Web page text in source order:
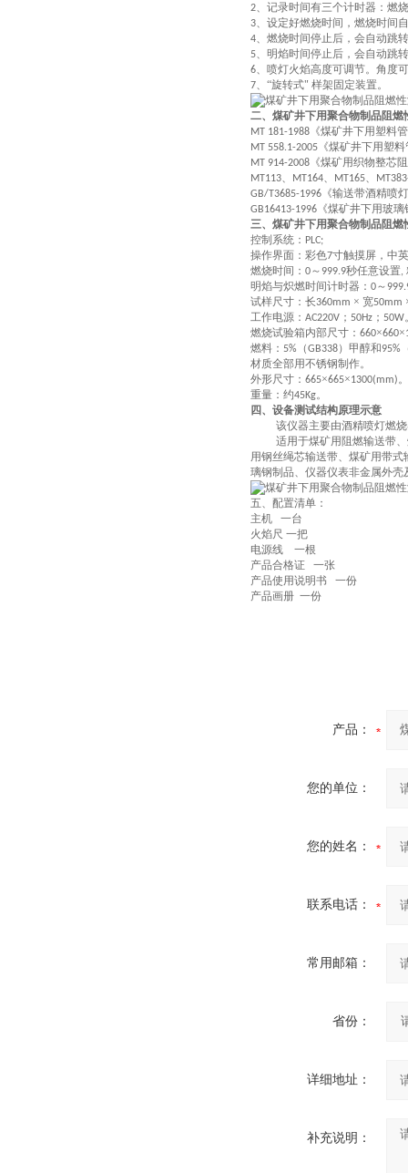
2、记录时间有三个计时器：燃
3、设定好燃烧时间，燃烧时间
4、燃烧时间停止后，会自动跳
5、明焰时间停止后，会自动跳
6、喷灯火焰高度可调节。角度
7、“旋转式" 样架固定装置。
二、煤矿井下用聚合物制品阻燃
MT 181-1988 《煤矿井下用塑料
MT 558.1-2005 《煤矿井下用塑
MT 914-2008 《煤矿用织物整芯
MT113、 MT164、 MT165、
GB/T3685-1996 《输送带酒精喷
GB16413-1996 《煤矿井下用玻
三、煤矿井下用聚合物制品阻燃
控制系统： PLC;
操作界面：彩色7寸触摸屏，中
燃烧时间： 0～999.9秒任意设置,
明焰与炽燃时间计时器： 0～
试样尺寸：长360mm × 宽50mm
工作电源： AC220V ； 50Hz ； 50W
燃烧试验箱内部尺寸： 660×660×
燃料： 5% （GB338）甲醇和95%
材质全部用不锈钢制作。
外形尺寸： 665×665×1300(mm)。
重量：约45Kg。
四、设备测试结构原理示意
该仪器主要由酒精喷灯燃
适用于煤矿用阻燃输送带
用钢丝绳芯输送带、煤矿用带
璃钢制品、仪器仪表非金属外
五、配置清单：
主机 一台
火焰尺 一把
电源线 一根
产品合格证 一张
产品使用说明书 一份
产品画册 一份
产品：
您的单位：
您的姓名：
联系电话：
常用邮箱：
省份：
详细地址：
补充说明：